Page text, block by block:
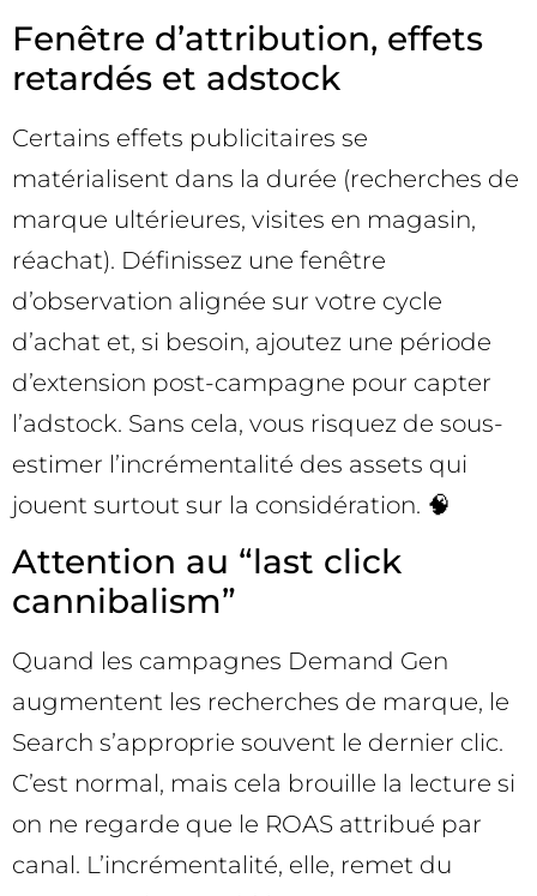
Fenêtre d’attribution, effets
retardés et adstock
Certains effets publicitaires se
matérialisent dans la durée (recherches de
marque ultérieures, visites en magasin,
réachat). Définissez une fenêtre
d’observation alignée sur votre cycle
d’achat et, si besoin, ajoutez une période
d’extension post-campagne pour capter
l’adstock. Sans cela, vous risquez de sous-
estimer l’incrémentalité des assets qui
jouent surtout sur la considération. 🧠
Attention au “last click
cannibalism”
Quand les campagnes Demand Gen
augmentent les recherches de marque, le
Search s’approprie souvent le dernier clic.
C’est normal, mais cela brouille la lecture si
on ne regarde que le ROAS attribué par
canal. L’incrémentalité, elle, remet du